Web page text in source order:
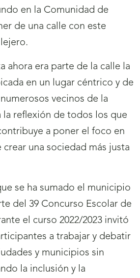
en la Comunidad de
de una calle con este
ahora era parte de la calle la
en un lugar céntrico y de
vecinos de la
la reflexión de todos los que
a poner el foco en
una sociedad más justa
se ha sumado el municipio
del 39 Concurso Escolar de
el curso 2022/2023 invitó
a trabajar y debatir
y municipios sin
la inclusión y la